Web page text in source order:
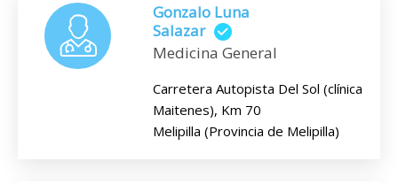
Gonzalo Luna
Salazar
Medicina General
Carretera Autopista Del Sol (clínica
Maitenes), Km 70
Melipilla (Provincia de Melipilla)